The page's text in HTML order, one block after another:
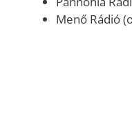
Menő Rádió